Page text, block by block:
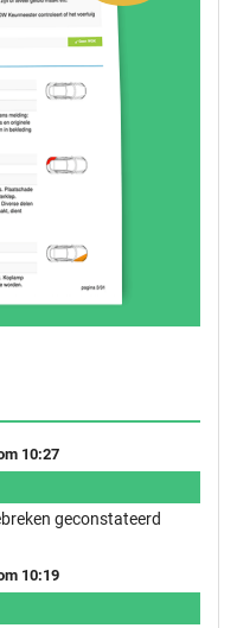
10:27
geconstateerd
10:19